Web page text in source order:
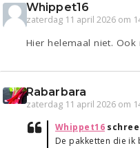
Whippet16
zaterdag 11 april 2026 om
Hier helemaal niet. Ook
Rabarbara
zaterdag 11 april 2026 om
Whippet16
De pakketten die ik